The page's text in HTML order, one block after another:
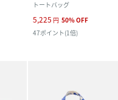
トートバッグ
5,225 円 50%OFF
47ポイント(1倍)